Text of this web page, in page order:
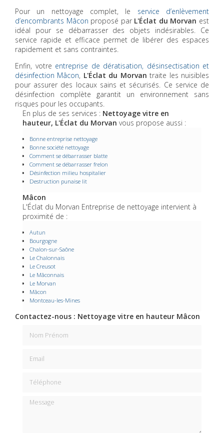
Pour un nettoyage complet, le service d’enlèvement
d’encombrants Mâcon proposé par L'Éclat du Morvan est
idéal pour se débarrasser des objets indésirables. Ce
service rapide et efficace permet de libérer des espaces
rapidement et sans contraintes.
Enfin, votre entreprise de dératisation, désinsectisation et
désinfection Mâcon, L'Éclat du Morvan traite les nuisibles
pour assurer des locaux sains et sécurisés. Ce service de
désinfection complète garantit un environnement sans
risques pour les occupants.
En plus de ses services : Nettoyage vitre en
hauteur, L'Éclat du Morvan vous propose aussi :
Bonne entreprise nettoyage
Bonne société nettoyage
Comment se débarrasser blatte
Comment se débarrasser frelon
Désinfection milieu hospitalier
Destruction punaise lit
Mâcon
L'Éclat du Morvan Entreprise de nettoyage intervient à
proximité de :
Autun
Bourgogne
Chalon-sur-Saône
Le Chalonnais
Le Creusot
Le Mâconnais
Le Morvan
Mâcon
Montceau-les-Mines
Contactez-nous : Nettoyage vitre en hauteur Mâcon
Message